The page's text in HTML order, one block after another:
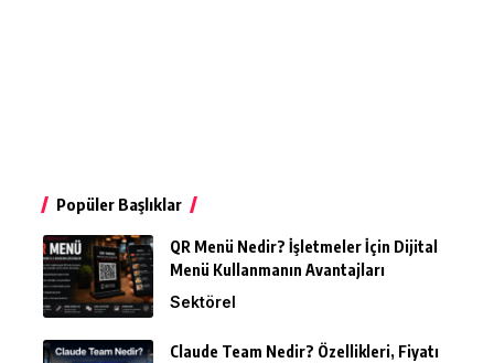
Popüler Başlıklar
QR Menü Nedir? İşletmeler İçin Dijital
Menü Kullanmanın Avantajları
Sektörel
Claude Team Nedir? Özellikleri, Fiyatı